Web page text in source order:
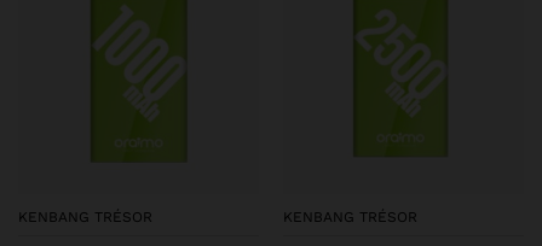
KENBANG TRÉSOR KENBANG TRÉSOR